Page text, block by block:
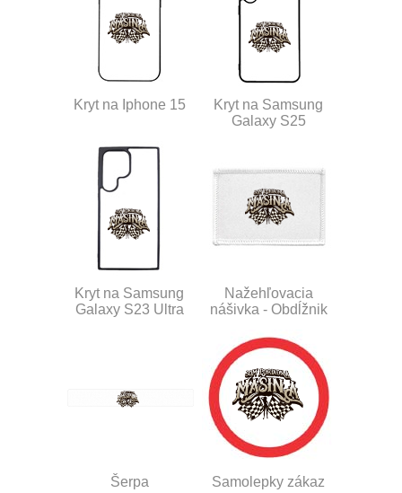
Kryt na Iphone 15
Kryt na Samsung
Galaxy S25
Kryt na Samsung
Galaxy S23 Ultra
Nažehľovacia
nášivka - Obdĺžnik
Šerpa Samolepky zákaz